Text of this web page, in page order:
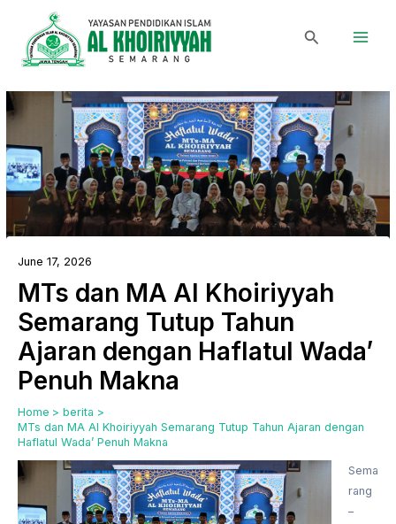
content
SearchMenu
June 17, 2026
MTs dan MA Al Khoiriyyah
Semarang Tutup Tahun
Ajaran dengan Haflatul Wada’
Penuh Makna
Home
berita
MTs dan MA Al Khoiriyyah Semarang Tutup Tahun Ajaran dengan
Haflatul Wada’ Penuh Makna
Sema
rang
–